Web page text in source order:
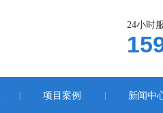
24小时
项目案例 新闻中